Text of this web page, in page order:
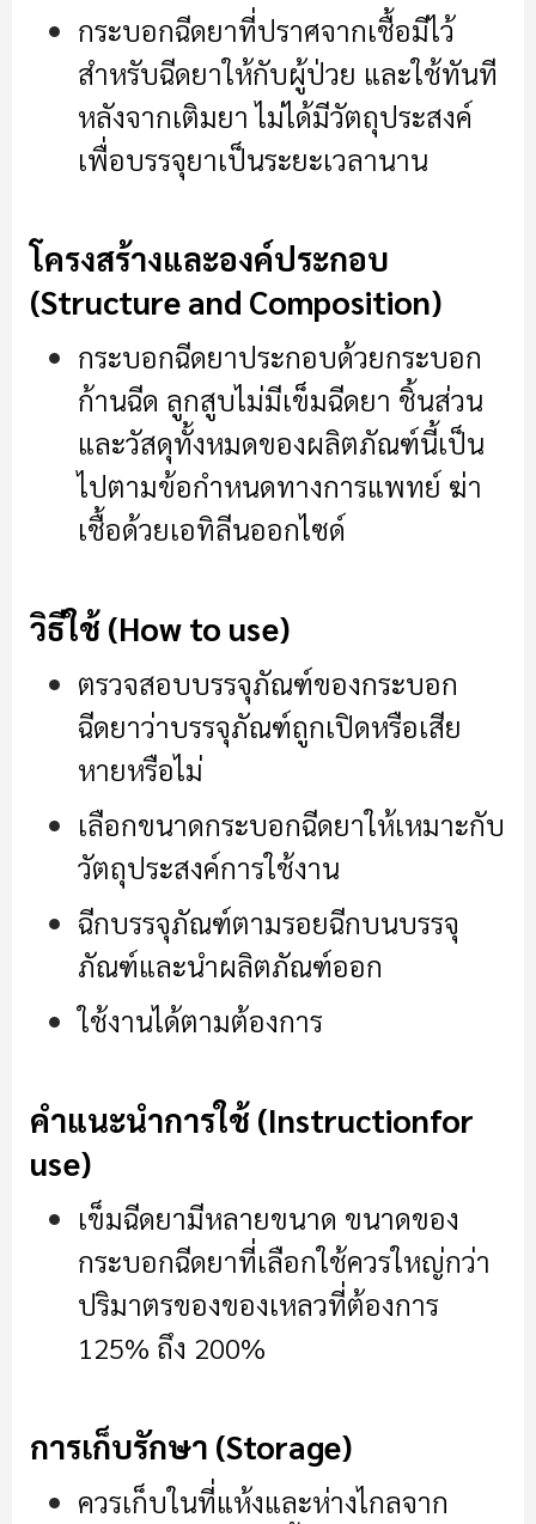
กระบอกฉีดยาที่ปราศจากเชื้อมีไว้
สำหรับฉีดยาให้กับผู้ป่วย และใช้ทันที
หลังจากเติมยา ไม่ได้มีวัตถุประสงค์
เพื่อบรรจุยาเป็นระยะเวลานาน
โครงสร้างและองค์ประกอบ
(Structure and Composition)
กระบอกฉีดยาประกอบด้วยกระบอก
ก้านฉีด ลูกสูบไม่มีเข็มฉีดยา ชิ้นส่วน
และวัสดุทั้งหมดของผลิตภัณฑ์นี้เป็น
ไปตามข้อกำหนดทางการแพทย์ ฆ่า
เชื้อด้วยเอทิลีนออกไซด์
วิธีใช้ (How to use)
ตรวจสอบบรรจุภัณฑ์ของกระบอก
ฉีดยาว่าบรรจุภัณฑ์ถูกเปิดหรือเสีย
หายหรือไม่
เลือกขนาดกระบอกฉีดยาให้เหมาะกับ
วัตถุประสงค์การใช้งาน
ฉีกบรรจุภัณฑ์ตามรอยฉีกบนบรรจุ
ภัณฑ์และนำผลิตภัณฑ์ออก
ใช้งานได้ตามต้องการ
คำแนะนำการใช้ (Instructionfor
use)
เข็มฉีดยามีหลายขนาด ขนาดของ
กระบอกฉีดยาที่เลือกใช้ควรใหญ่กว่า
ปริมาตรของของเหลวที่ต้องการ
125% ถึง 200%
การเก็บรักษา (Storage)
ควรเก็บในที่แห้งและห่างไกลจาก